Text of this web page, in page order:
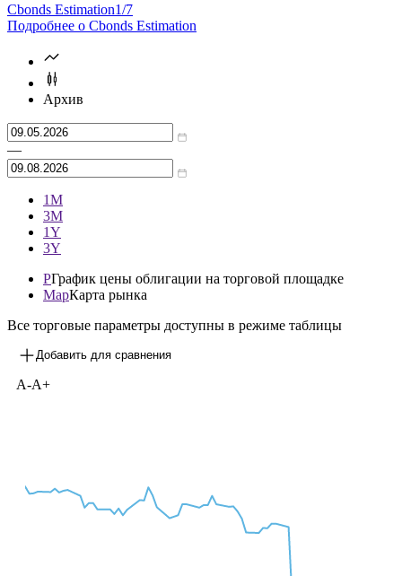
Cbonds Estimation1/7
Подробнее о Cbonds Estimation
Архив
—
1М
3М
1Y
3Y
PГрафик цены облигации на торговой площадке
MapКарта рынка
Все торговые параметры доступны в режиме таблицы
Добавить для сравнения